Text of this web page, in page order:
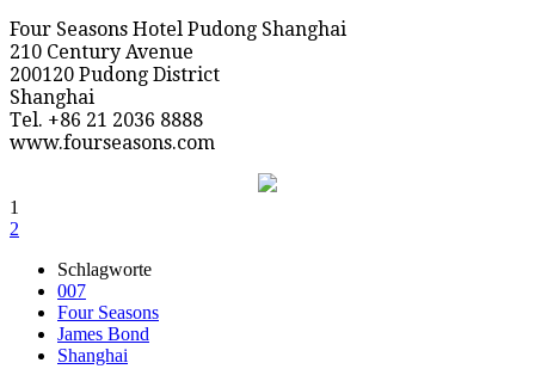
Four Seasons Hotel Pudong Shanghai
210 Century Avenue
200120 Pudong District
Shanghai
Tel. +86 21 2036 8888
www.fourseasons.com
1
2
Schlagworte
007
Four Seasons
James Bond
Shanghai